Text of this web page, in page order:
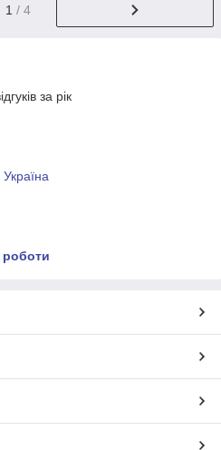
1 / 4
за рік
роботи